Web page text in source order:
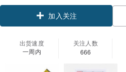
加入关注
出货速度
一周内
关注人数
666